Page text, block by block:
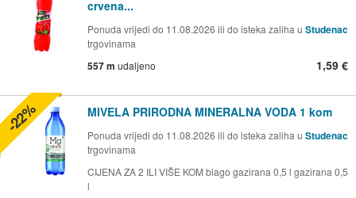
crvena...
Ponuda vrijedi do 11.08.2026 ili do isteka zaliha u Studenac
trgovinama
557 m udaljeno 1,59 €
MIVELA PRIRODNA MINERALNA VODA 1 kom
Ponuda vrijedi do 11.08.2026 ili do isteka zaliha u Studenac
trgovinama
CIJENA ZA 2 ILI VIŠE KOM blago gazirana 0,5 l gazirana 0,5
l
-22%